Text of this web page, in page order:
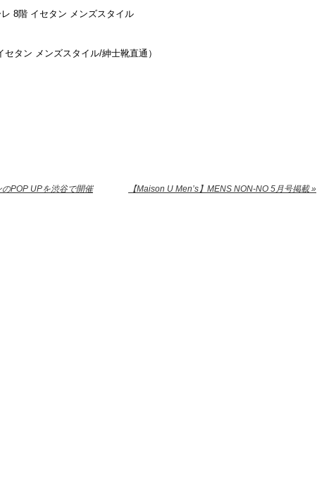
8階 イセタン メンズスタイル
タン メンズスタイル/紳士靴直通）
POP UPを渋谷で開催 【Maison U Men’s】MENS NON-NO 5月号掲載 »